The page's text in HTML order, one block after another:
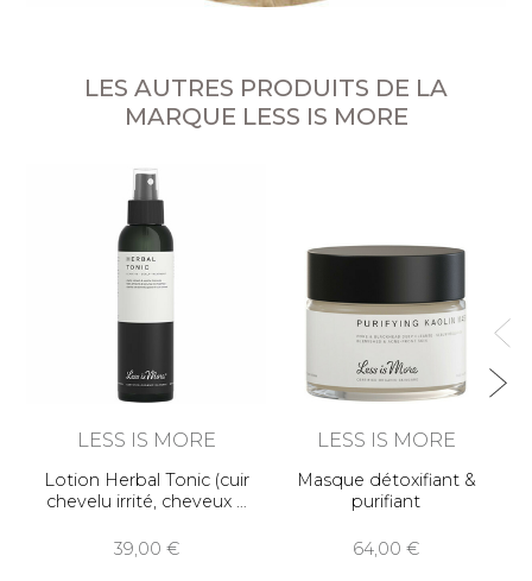
LES AUTRES PRODUITS DE LA
MARQUE LESS IS MORE
LESS IS MORE
Lotion Herbal Tonic (cuir
chevelu irrité, cheveux
39,00
LESS IS MORE
Masque détoxifiant &
purifiant
64,00